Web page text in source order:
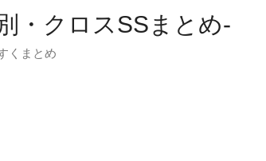
・クロスSSまとめ-
くまとめ